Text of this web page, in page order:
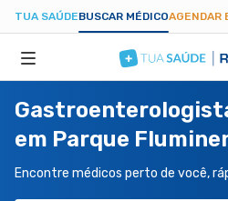
TUA SAÚDEBUSCAR MÉDICOAGENDAR
ESPECIALIDADES
HOSPITAIS
em Parque
Encontre médicos perto de você,